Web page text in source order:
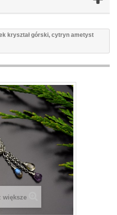
kryształ górski, cytryn ametyst
większe